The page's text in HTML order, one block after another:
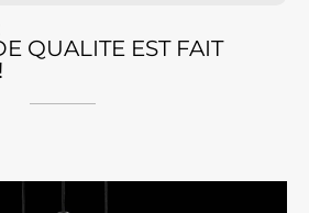
QUALITE EST FAIT